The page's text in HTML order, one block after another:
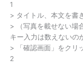
1
> タイトル、本文を書
> （写真を載せない場
キー入力は数えないの
> 「確認画面」をクリ
2